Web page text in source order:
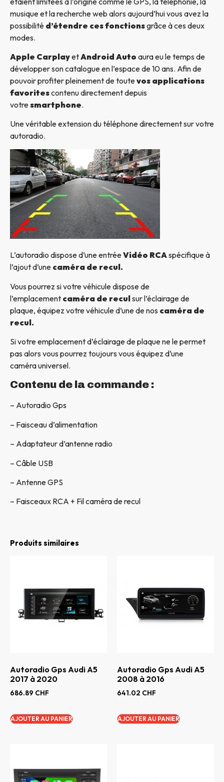
musique et la recherche web alors aujourd’hui vous avez la
possibilité d’étendre ces fonctionsgrâce à ces deux
modes.
Apple CarplayetAndroid Auto aura eu le temps de
développer son catalogue en l’espace de 10 ans. Afin de
pouvoir profiter pleinement de toutevos applications
favoritescontenu directement depuis
votresmartphone.
Une véritable extension du téléphone directement sur votre
autoradio.
L’autoradio dispose d’une entréeVidéo RCAspécifique à
l’ajout d’une caméra de recul.
Vous pourrez si votre véhicule dispose de
l’emplacement caméra de reculsur l’éclairage de
plaque, équipez votre véhicule d’une de nos caméra de
recul.
Si votre emplacement d’éclairage de plaque ne le permet
pas alors vous pourrez toujours vous équipez d’une
caméra universel.
Contenu de la commande :
– Autoradio Gps
– Faisceau d’alimentation
– Adaptateur d’antenne radio
– Câble USB
– Antenne GPS
– Faisceaux RCA + Fil caméra de recul
Produits similaires
Autoradio Gps Audi A5
2017 à 2020
686.89 CHF
AJOUTER AU PANIER
Autoradio Gps Audi A5
2008 à 2016
641.02 CHF
AJOUTER AU PANIER